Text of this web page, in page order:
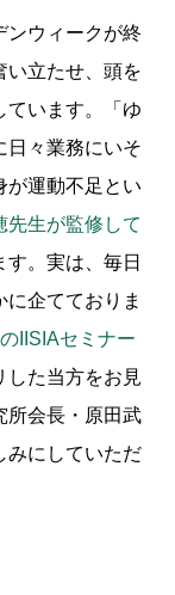
ンウィークが終
い立たせ、頭を
ています。「ゆ
日々業務にいそ
が運動不足とい
先生が監修して
。実は、毎日
企てておりま
IISIAセミナー
した当方をお見
所会長・原田武
みにしていただ